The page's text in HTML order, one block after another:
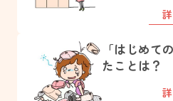
「はじめて
たことは？